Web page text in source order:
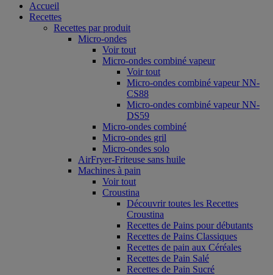
Accueil
Recettes
Recettes par produit
Micro-ondes
Voir tout
Micro-ondes combiné vapeur
Voir tout
Micro-ondes combiné vapeur NN-
CS88
Micro-ondes combiné vapeur NN-
DS59
Micro-ondes combiné
Micro-ondes gril
Micro-ondes solo
AirFryer-Friteuse sans huile
Machines à pain
Voir tout
Croustina
Découvrir toutes les Recettes
Croustina
Recettes de Pains pour débutants
Recettes de Pains Classiques
Recettes de pain aux Céréales
Recettes de Pain Salé
Recettes de Pain Sucré